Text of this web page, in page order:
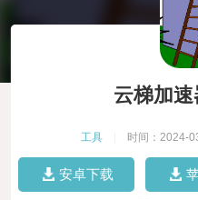
云梯加
工具 时间：2024-
安卓下载